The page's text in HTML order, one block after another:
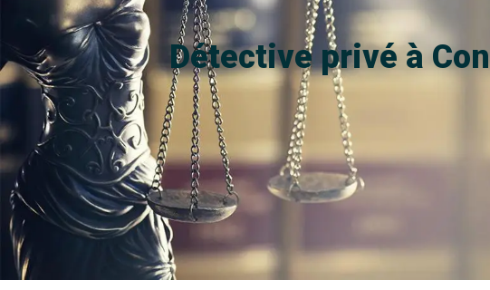
Détective privé à